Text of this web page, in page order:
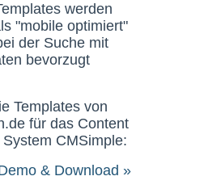
werden
"mobile optimiert"
der Suche mit
bevorzugt
Templates von
für das Content
CMSimple:
& Download »